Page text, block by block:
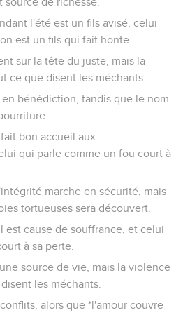
l'été est un fils avisé, celui
est un fils qui fait honte.
sur la tête du juste, mais la
ce que disent les méchants.
bénédiction, tandis que le nom
bon accueil aux
qui parle comme un fou court à
marche en sécurité, mais
tortueuses sera découvert.
cause de souffrance, et celui
à sa perte.
source de vie, mais la violence
les méchants.
alors que *l'amour couvre